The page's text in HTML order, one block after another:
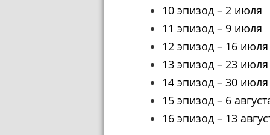
10 эпизод – 2 июля
11 эпизод – 9 июля
12 эпизод – 16 июля
13 эпизод – 23 июля
14 эпизод – 30 июля
15 эпизод – 6
16 эпизод – 13